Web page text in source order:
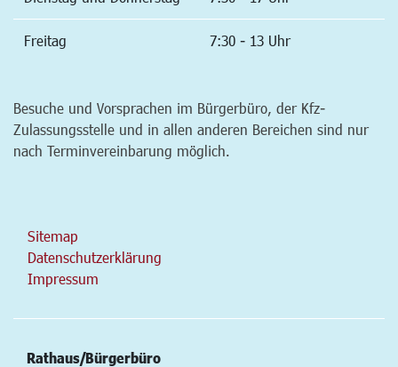
Freitag 7:30 - 13 Uhr
Besuche und Vorsprachen im Bürgerbüro, der Kfz-
Zulassungsstelle und in allen anderen Bereichen sind nur
nach Terminvereinbarung möglich.
Sitemap
Datenschutzerklärung
Impressum
Rathaus/Bürgerbüro